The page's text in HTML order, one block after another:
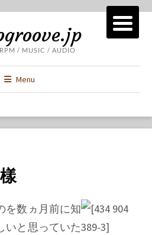
/ MUSIC / AUDIO
Menu
を数ヵ月前に知
いと思っていた